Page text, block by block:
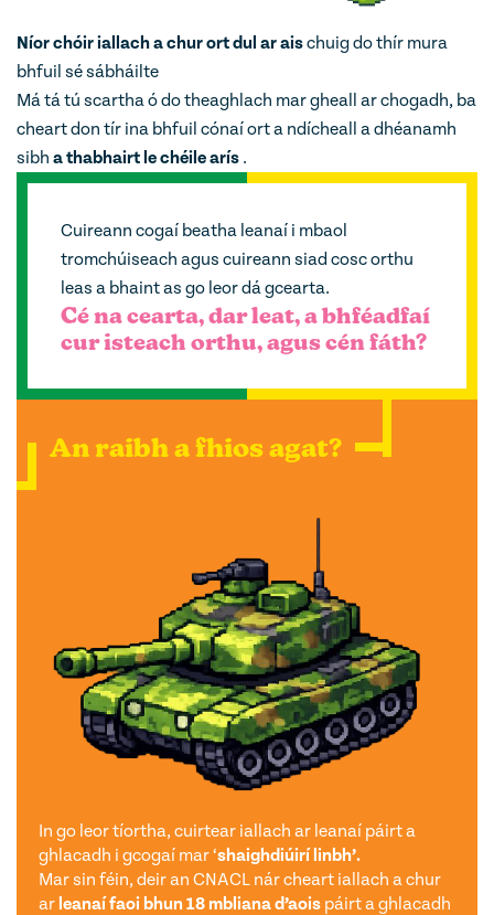
Níor chóiriallach a chur ort dul ar aischuig do thír mura
bhfuil sé sábháilte
Má tá tú scartha ó do theaghlach mar gheall ar chogadh, ba
cheart don tír ina bhfuil cónaí ort a ndícheall a dhéanamh
sibh a thabhairt le chéile arís .
Cuireann cogaí beatha leanaí i mbaol
tromchúiseach agus cuireann siad cosc orthu
leas a bhaint as go leor dá gcearta.
Cé na cearta, dar leat, a bhféadfaí
cur isteach orthu, agus cén fáth?
An raibh a fhios agat?
In go leor tíortha, cuirtear iallach ar leanaí páirt a
ghlacadh i gcogaí mar ‘shaighdiúirí linbh’.
Mar sin féin, deir an CNACL nár cheart iallach a chur
ar leanaí faoi bhun 18 mbliana d’aois páirt a ghlacadh